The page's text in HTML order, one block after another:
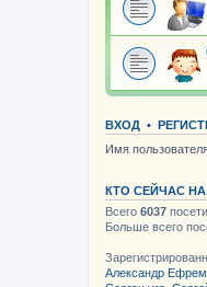
ВХОД •
Имя
КТО СЕЙЧАС
Всего 6037
Больше всего
Александр